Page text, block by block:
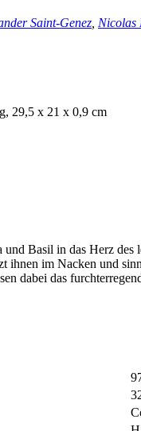
Saint-Genez Nicolas
29,5 x 21 x 0,9 cm
und Basil in das Herz
ihnen im Nacken und
dabei das